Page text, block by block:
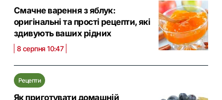
Смачне варення з яблук:
оригінальні та прості рецепти, які
здивують ваших рідних
8 серпня 10:47
Рецепти
Як приготувати домашній